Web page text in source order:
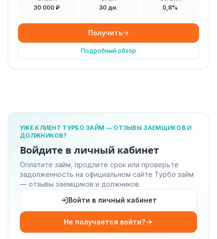
30 000 ₽ 30 дн. 0,8%
Получить
Подробный обзор
УЖЕ КЛИЕНТ ТУРБО ЗАЙМ — ОТЗЫВЫ ЗАЕМЩИКОВ И
ДОЛЖНИКОВ?
Войдите в личный кабинет
Оплатите займ, продлите срок или проверьте
задолженность на официальном сайте Турбо займ
— отзывы заемщиков и должников.
Войти в личный кабинет
Не получается войти?